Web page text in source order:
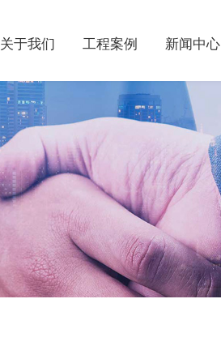
关于我们 工程案例 新闻中心